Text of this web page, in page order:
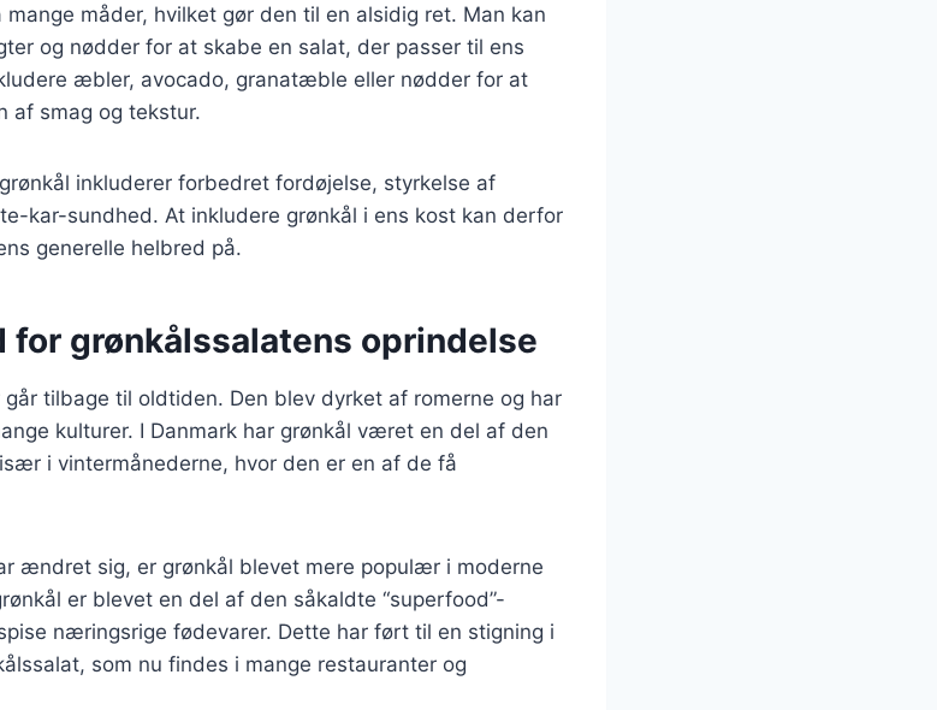
mange måder, hvilket gør den til en alsidig ret. Man kan
og nødder for at skabe en salat, der passer til ens
æbler, avocado, granatæble eller nødder for at
af smag og tekstur.
inkluderer forbedret fordøjelse, styrkelse af
kar-sundhed. At inkludere grønkål i ens kost kan derfor
generelle helbred på.
for grønkålssalatens oprindelse
tilbage til oldtiden. Den blev dyrket af romerne og har
kulturer. I Danmark har grønkål været en del af den
i vintermånederne, hvor den er en af de få
ændret sig, er grønkål blevet mere populær i moderne
er blevet en del af den såkaldte “superfood”-
næringsrige fødevarer. Dette har ført til en stigning i
som nu findes i mange restauranter og